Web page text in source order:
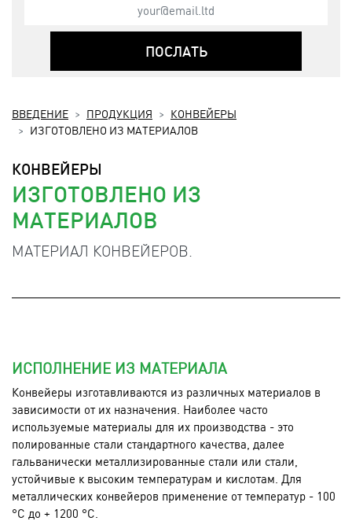
ВВЕДЕНИЕ ПРОДУКЦИЯ
КОНВЕЙЕРЫ
ИЗГОТОВЛЕНО ИЗ МАТЕРИАЛОВ
КОНВЕЙЕРЫ
ИЗГОТОВЛЕНО ИЗ
МАТЕРИАЛОВ
МАТЕРИАЛ КОНВЕЙЕРОВ.
ИСПОЛНЕНИЕ ИЗ МАТЕРИАЛА
Конвейеры изготавливаются из различных материалов в
зависимости от их назначения. Наиболее часто
используемые материалы для их производства - это
полированные стали стандартного качества, далее
гальванически металлизированные стали или стали,
устойчивые к высоким температурам и кислотам. Для
металлических конвейеров применение от температур - 100
°C до + 1200 °C.
ПОСЛАТЬ